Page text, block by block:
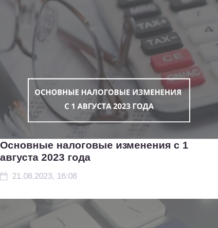
Основные налоговые изменения с 1
августа 2023 года
21.08.2023, 16:08